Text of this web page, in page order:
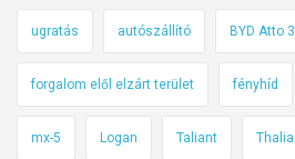
ugratás autószállító BYD Atto 3
forgalom elől elzárt terület fényhíd
mx-5 Logan Taliant Thalia